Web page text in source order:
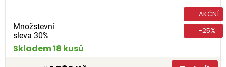
Množstevní
sleva 30%
AKČNÍ
-25%
Skladem 18 kusů